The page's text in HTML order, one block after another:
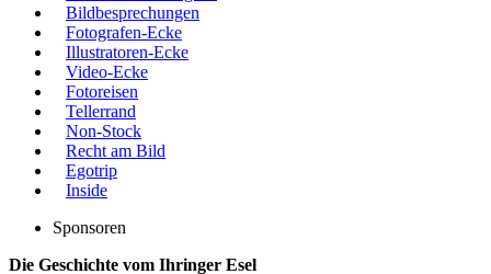
Bildbesprechungen
Fotografen-Ecke
Illustratoren-Ecke
Video-Ecke
Fotoreisen
Tellerrand
Non-Stock
Recht am Bild
Egotrip
Inside
Sponsoren
Die Geschichte vom Ihringer Esel